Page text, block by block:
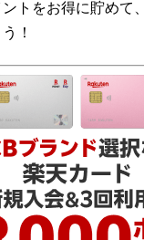
トをお得に貯めて
！